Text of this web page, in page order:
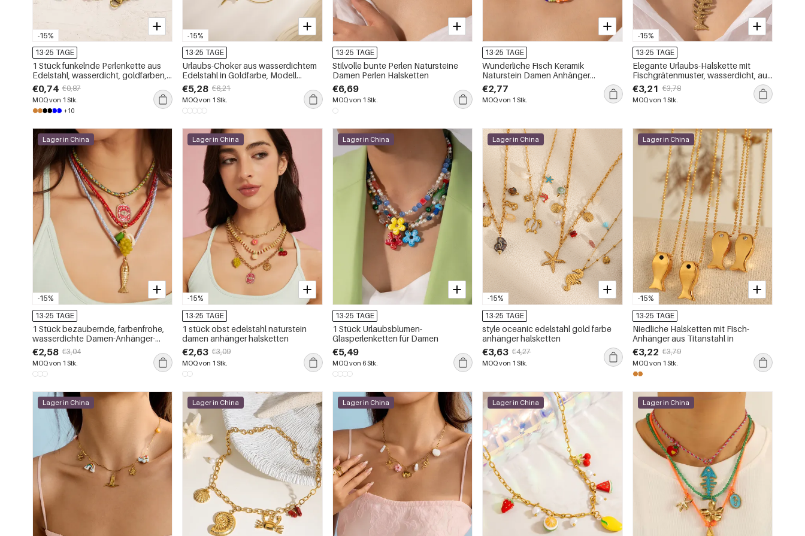
-15%
13-25 TAGE
1 Stück funkelnde Perlenkette aus
Edelstahl, wasserdicht, goldfarben,
für Damen
€0,74 €0,87
MOQ von 1 Stk.
+10
-15%
13-25 TAGE
Urlaubs-Choker aus wasserdichtem
Edelstahl in Goldfarbe, Modell
Oceanic, für Damen
€5,28 €6,21
MOQ von 1 Stk.
13-25 TAGE
Stilvolle bunte Perlen Natursteine
Damen Perlen Halsketten
€6,69
MOQ von 1 Stk.
13-25 TAGE
Wunderliche Fisch Keramik
Naturstein Damen Anhänger
Halsketten
€2,77
MOQ von 1 Stk.
-15%
13-25 TAGE
Elegante Urlaubs-Halskette mit
Fischgrätenmuster, wasserdicht, aus
Edelstahl, goldfarben, für Damen
€3,21 €3,78
MOQ von 1 Stk.
-15%
Lager in China
13-25 TAGE
1 Stück bezaubernde, farbenfrohe,
wasserdichte Damen-Anhänger-
Halskette aus Edelstahl
€2,58 €3,04
MOQ von 1 Stk.
-15%
Lager in China
13-25 TAGE
1 stück obst edelstahl naturstein
damen anhänger halsketten
€2,63 €3,09
MOQ von 1 Stk.
Lager in China
13-25 TAGE
1 Stück Urlaubsblumen-
Glasperlenketten für Damen
€5,49
MOQ von 6 Stk.
-15%
Lager in China
13-25 TAGE
style oceanic edelstahl gold farbe
anhänger halsketten
€3,63 €4,27
MOQ von 1 Stk.
-15%
Lager in China
13-25 TAGE
Niedliche Halsketten mit Fisch-
Anhänger aus Titanstahl in
€3,22 €3,79
MOQ von 1 Stk.
Lager in China Lager in China Lager in China Lager in China Lager in China